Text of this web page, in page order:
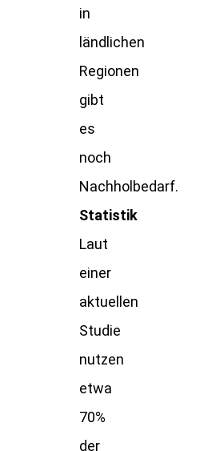
in
ländlichen
Regionen
gibt
es
noch
Nachholbedarf.
Statistik
Laut
einer
aktuellen
Studie
nutzen
etwa
70%
der